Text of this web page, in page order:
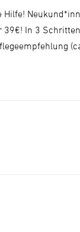
Hilfe!
39€! In 3